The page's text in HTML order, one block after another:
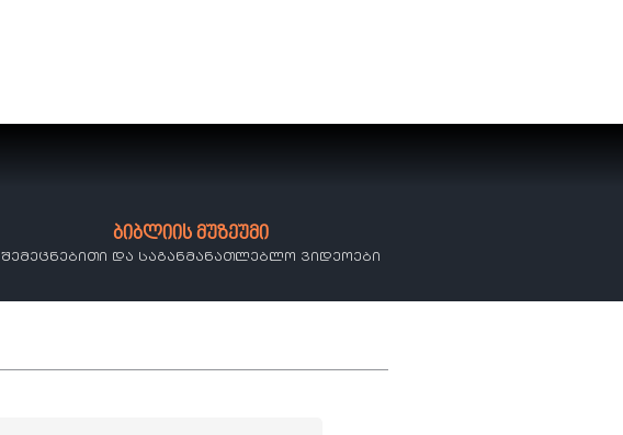
ბიბლიის მუზეუმი
შემეცნებითი და საგანმანათლებლო ვიდეოები​